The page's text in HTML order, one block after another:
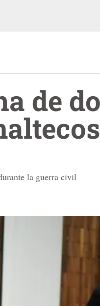
de
la guerra civil